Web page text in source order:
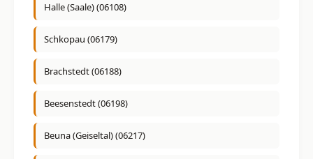
Halle (Saale) (06108)
Schkopau (06179)
Brachstedt (06188)
Beesenstedt (06198)
Beuna (Geiseltal) (06217)